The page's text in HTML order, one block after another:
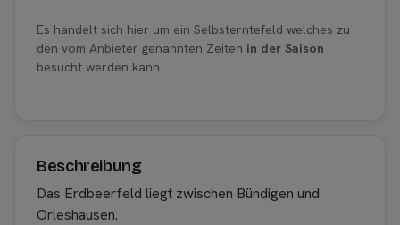
Es handelt sich hier um ein Selbsterntefeld welches zu
den vom Anbieter genannten Zeiten in der Saison
besucht werden kann.
Beschreibung
Das Erdbeerfeld liegt zwischen Bündigen und
Orleshausen.